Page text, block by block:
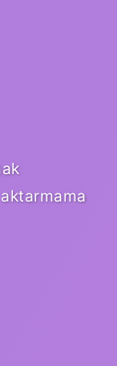
aktarmama